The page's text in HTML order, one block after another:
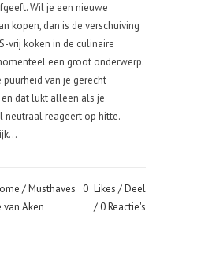
Wil je een nieuwe
kopen, dan is de verschuiving
vrij koken in de culinaire
een groot onderwerp.
puurheid van je gerecht
dat lukt alleen als je
neutraal reageert op hitte.
/Musthaves
Aken
0 Likes
Deel
0 Reactie's